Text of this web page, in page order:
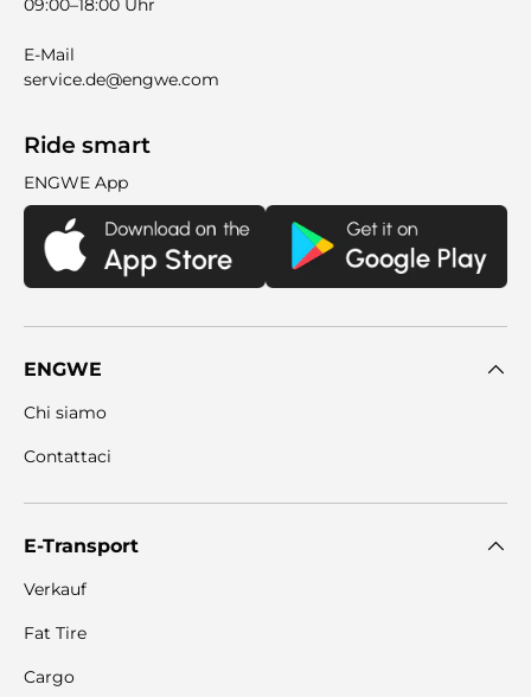
09:00–18:00 Uhr
E-Mail
service.de@engwe.com
Ride smart
ENGWE App
ENGWE
Chi siamo
Contattaci
E-Transport
Verkauf
Fat Tire
Cargo